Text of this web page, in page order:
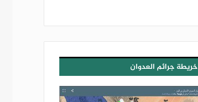
خريطة جرائم العدوان